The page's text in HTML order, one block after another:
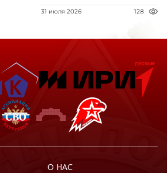
31 июля 2026 128
О НАС